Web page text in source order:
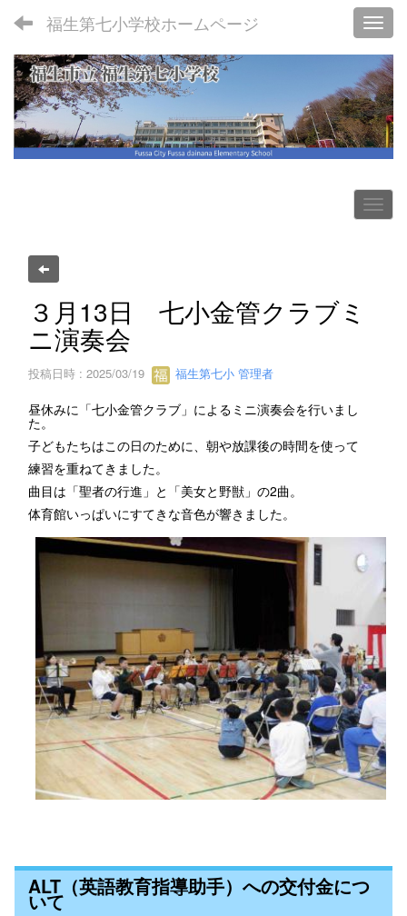
福生第七小学校ホームページ
３月13日 七小金管クラブミ
ニ演奏会
投稿日時 : 2025/03/19 福生第七小 管理者
昼休みに「七小金管クラブ」によるミニ演奏会を行いまし
た。
子どもたちはこの日のために、朝や放課後の時間を使って
練習を重ねてきました。
曲目は「聖者の行進」と「美女と野獣」の2曲。
体育館いっぱいにすてきな音色が響きました。
ALT（英語教育指導助手）への交付金につ
いて